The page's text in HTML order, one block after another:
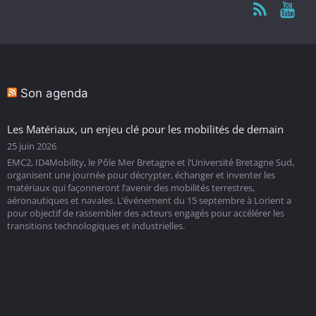
Son agenda
Les Matériaux, un enjeu clé pour les mobilités de demain
25 juin 2026
EMC2, ID4Mobility, le Pôle Mer Bretagne et l’Université Bretagne Sud,
organisent une journée pour décrypter, échanger et inventer les
matériaux qui façonneront l’avenir des mobilités terrestres,
aéronautiques et navales. L’événement du 15 septembre à Lorient a
pour objectif de rassembler des acteurs engagés pour accélérer les
transitions technologiques et industrielles.